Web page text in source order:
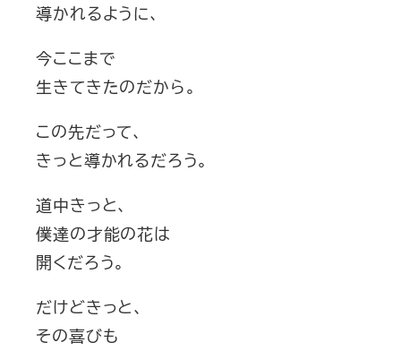
導かれるように、
今ここまで
生きてきたのだから。
この先だって、
きっと導かれるだろう。
道中きっと、
僕達の才能の花は
開くだろう。
だけどきっと、
その喜びも